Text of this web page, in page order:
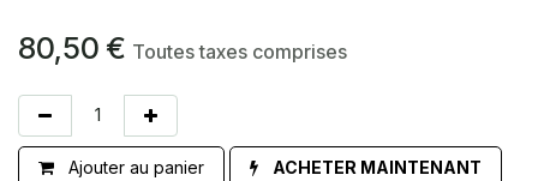
80,50 € Toutes taxes comprises
Ajouter au panier ACHETER MAINTENANT